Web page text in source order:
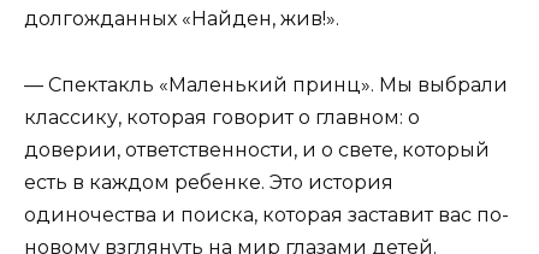
долгожданных «Найден, жив!».
— Спектакль «Маленький принц». Мы выбрали
классику, которая говорит о главном: о
доверии, ответственности, и о свете, который
есть в каждом ребенке. Это история
одиночества и поиска, которая заставит вас по-
новому взглянуть на мир глазами детей.